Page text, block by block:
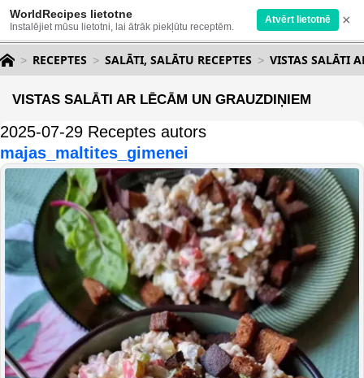
WorldRecipes lietotne
Instalējiet mūsu lietotni, lai ātrāk piekļūtu receptēm.
Atvērt lietotnē ×
RECEPTES SALĀTI, SALĀTU RECEPTES VISTAS SALĀTI
VISTAS SALĀTI AR LĒCĀM UN GRAUZDIŅIEM
2025-07-29 Receptes autors
majas_maltites_gimenei